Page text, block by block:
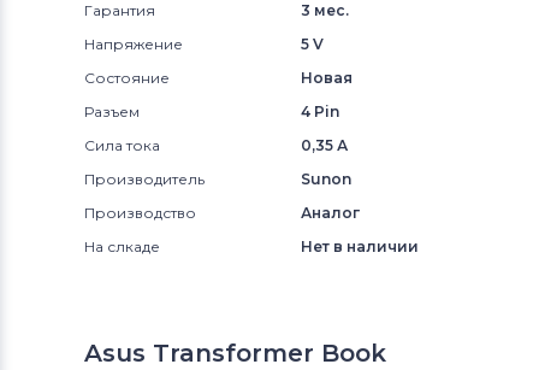
Гарантия
3 мес.
Напряжение
5 V
Состояние
Новая
Разъем
4 Pin
Сила тока
0,35 А
Производитель
Sunon
Производство
Аналог
На слкаде
Нет в наличии
Asus Transformer Book